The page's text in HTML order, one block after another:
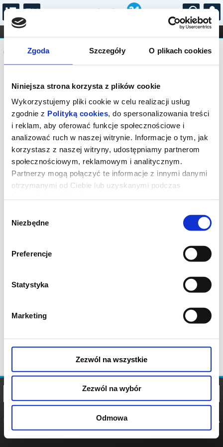
Zgoda Szczegóły O plikach cookies
Niniejsza strona korzysta z plików cookie
Wykorzystujemy pliki cookie w celu realizacji usług
zgodnie z Polityką cookies, do spersonalizowania treści
i reklam, aby oferować funkcje społecznościowe i
analizować ruch w naszej witrynie. Informacje o tym, jak
korzystasz z naszej witryny, udostępniamy partnerom
społecznościowym, reklamowym i analitycznym.
Partnerzy mogą połączyć te informacje z innymi danymi
otrzymanymi od Ciebie lub uzyskanymi podczas
zgody
Niezbędne
Preferencje
Statystyka
Marketing
Zezwól na wszystkie
Zezwól na wybór
Odmowa
...
FILHARMONIA OPERA I BALET
STAND-UP
DLA DZIECI
Komunikat
Sprzedaż on-line została zakończona,
sprawdź dostępność biletów w kasie.
POLITYKA
POLITYKA